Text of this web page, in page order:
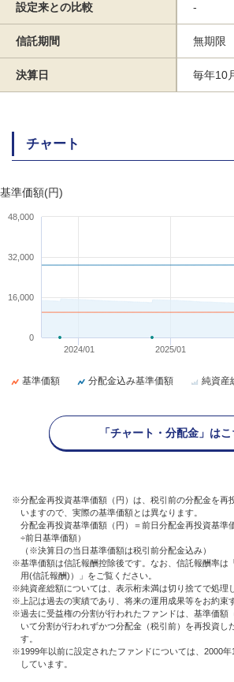
設定来との比較 -
信託期間 無期限
決算日 毎年10
チャート
基準価額(円)
2024/01 2025/01
0
16,000
32,000
48,000
基準価額 分配金込み基準価額 純資産
「チャート・分配金」は
※分配金再投資基準価額（円）は、税引前の分配金を再
いますので、実際の基準価額とは異なります。
分配金再投資基準価額（円）＝前日分配金再投資基準
÷前日基準価額）
（※決算日の当日基準価額は税引前分配金込み）
※基準価額は信託報酬控除後です。なお、信託報酬率は
用(信託報酬)）」をご覧ください。
※純資産総額については、表示桁未満は切り捨てで処理
※上記は過去の実績であり、将来の運用成果等をお約束
※過去に受益権の分割が行われたファンドは、基準価額
いて分割が行われずかつ分配金（税引前）を再投資し
す。
※1999年以前に設定されたファンドについては、2000
しています。